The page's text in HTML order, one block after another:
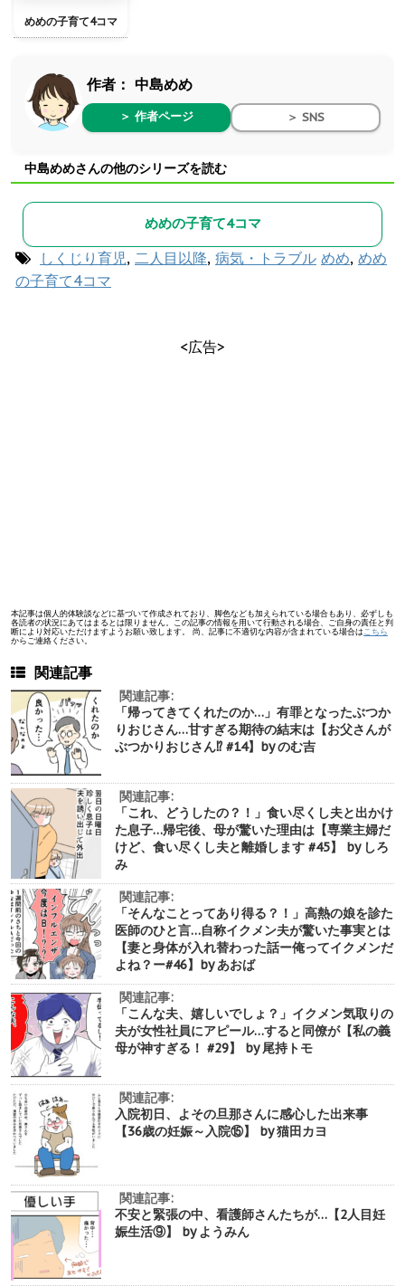
めめの子育て4コマ
作者： 中島めめ
＞ 作者ページ ＞ SNS
中島めめさんの他のシリーズを読む
めめの子育て4コマ
しくじり育児, 二人目以降, 病気・トラブル めめ, めめ
の子育て4コマ
<広告>
本記事は個人的体験談などに基づいて作成されており、脚色なども加えられている場合もあり、必ずしも
各読者の状況にあてはまるとは限りません。この記事の情報を用いて行動される場合、ご自身の責任と判
断により対応いただけますようお願い致します。 尚、記事に不適切な内容が含まれている場合は こちら
からご連絡ください。
関連記事
関連記事:
「帰ってきてくれたのか…」有罪となったぶつか
りおじさん…甘すぎる期待の結末は【お父さんが
ぶつかりおじさん⁉︎ #14】by のむ吉
関連記事:
「これ、どうしたの？！」食い尽くし夫と出かけ
た息子…帰宅後、母が驚いた理由は【専業主婦だ
けど、食い尽くし夫と離婚します #45】 by しろ
み
関連記事:
「そんなことってあり得る？！」高熱の娘を診た
医師のひと言…自称イクメン夫が驚いた事実とは
【妻と身体が入れ替わった話ー俺ってイクメンだ
よね？ー#46】by あおば
関連記事:
「こんな夫、嬉しいでしょ？」イクメン気取りの
夫が女性社員にアピール…すると同僚が【私の義
母が神すぎる！ #29】 by 尾持トモ
関連記事:
入院初日、よその旦那さんに感心した出来事
【36歳の妊娠～入院⑮】 by 猫田カヨ
関連記事:
不安と緊張の中、看護師さんたちが…【2人目妊
娠生活⑨】 by ようみん